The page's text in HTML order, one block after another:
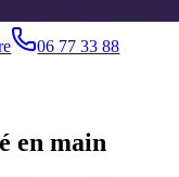
06 77 33 88
en main